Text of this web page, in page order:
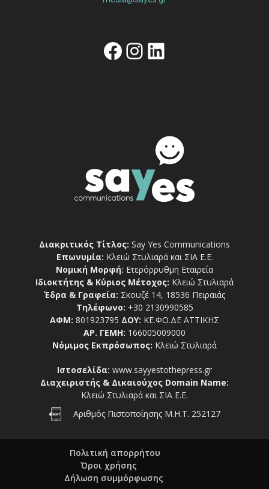
Facebook
Instagram
Linkedin
Διακριτικός Τίτλος: Say Yes Communications
Επωνυμία: Κλειώ Στυλιαρά και ΣΙΑ Ε.Ε.
Νομική Μορφή: Ετερόρρυθμη Εταιρεία
Ιδιοκτήτης & Κύριος Μέτοχος: Κλειώ Στυλιαρά
Έδρα & Γραφεία: Σκουζέ 14, 18536 Πειραιάς
Τηλέφωνο: +30 2130990585
ΑΦΜ: 801923795 ΔΟΥ: ΚΕ.ΦΟ.ΔΕ ΑΤΤΙΚΗΣ
ΑΡ. ΓΕΜΗ: 166005009000
Νόμιμος Εκπρόσωπος: Κλειώ Στυλιαρά
Ιστοσελίδα: www.sayyestothepress.gr
Διαχειριστής & Δικαιούχος Domain Name:
Κλειώ Στυλιαρά και ΣΙΑ Ε.Ε.
Αριθμός Πιστοποίησης Μ.Η.Τ. 252127
Πολιτική απορρήτου
Όροι χρήσης
Δήλωση συμμόρφωσης